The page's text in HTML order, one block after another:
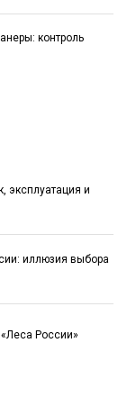
контроль
эксплуатация и
иллюзия выбора
России»